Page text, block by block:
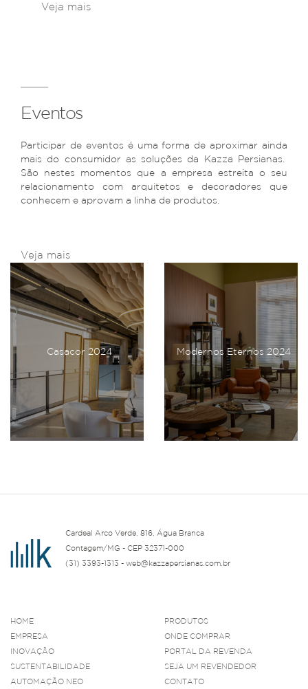
Veja mais
Eventos
Participar de eventos é uma forma de aproximar ainda
mais do consumidor as soluções da Kazza Persianas.
São nestes momentos que a empresa estreita o seu
relacionamento com arquitetos e decoradores que
conhecem e aprovam a linha de produtos.
Veja mais
Casacor 2024 Modernos Eternos 2024
Cardeal Arco Verde, 816, Água Branca
Contagem/MG - CEP 32371-000
(31) 3393-1313 - web@kazzapersianas.com.br
HOME
EMPRESA
INOVAÇÃO
SUSTENTABILIDADE
AUTOMAÇÃO NEO
PRODUTOS
ONDE COMPRAR
PORTAL DA REVENDA
SEJA UM REVENDEDOR
CONTATO